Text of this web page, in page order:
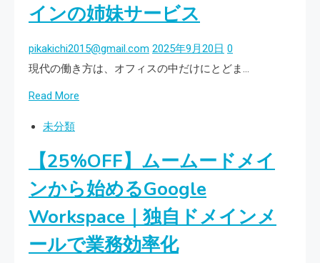
インの姉妹サービス
pikakichi2015@gmail.com 2025年9月20日 0
現代の働き方は、オフィスの中だけにとどま…
Read More
固
IP
で、
ど
こ
未分類
【25%OFF】ムームードメイ
ンから始めるGoogle
Workspace｜独自ドメインメ
ールで業務効率化